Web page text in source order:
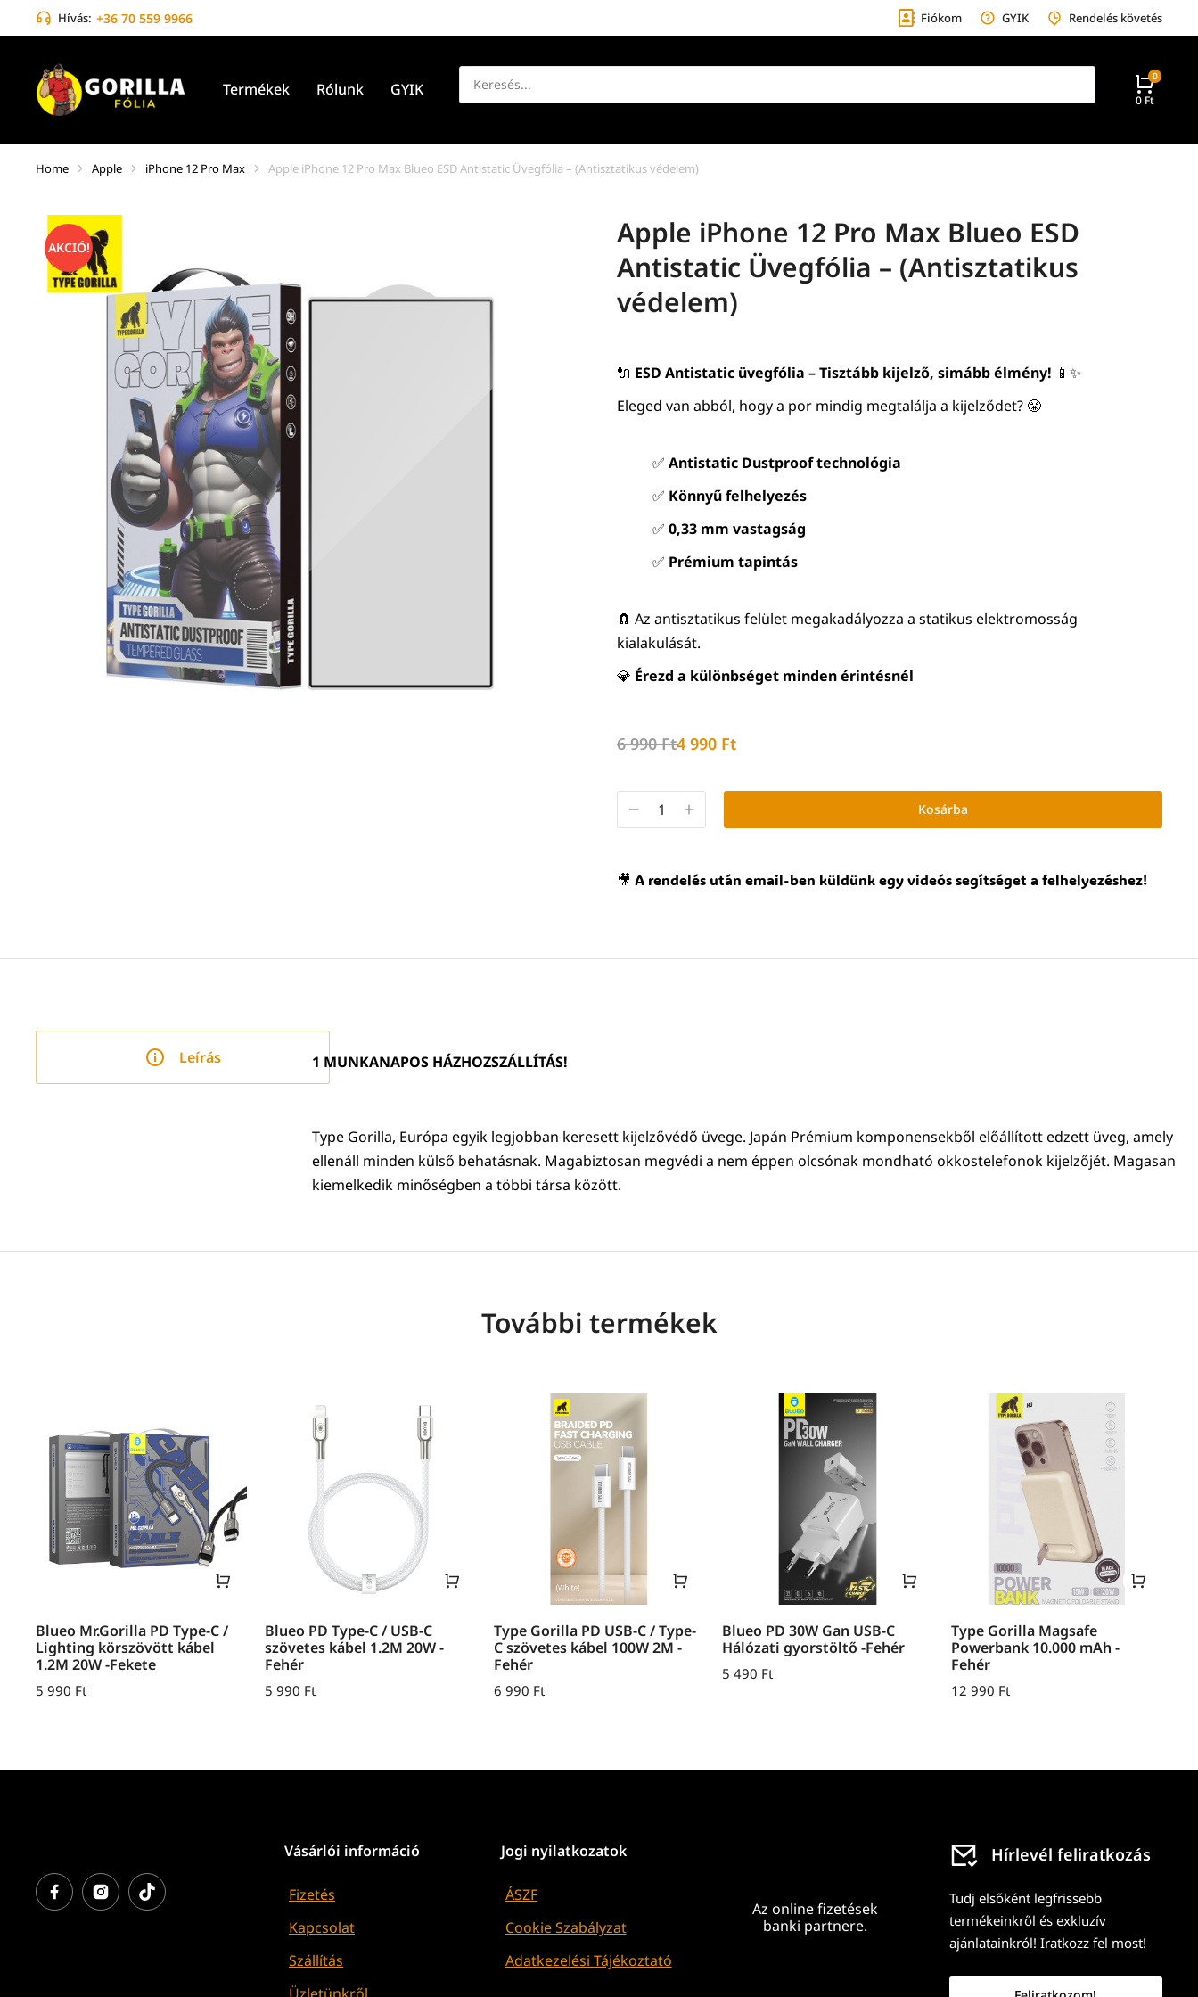
Hívás: +36 70 559 9966 Fiókom GYIK Rendelés követés
Termékek Rólunk GYIK
0 Ft
You are here:
Home Apple iPhone 12 Pro Max Apple iPhone 12 Pro Max Blueo ESD Antistatic Üvegfólia – (Antisztatikus védelem)
AKCIÓ!
Apple iPhone 12 Pro Max Blueo ESD
Antistatic Üvegfólia – (Antisztatikus
védelem)
🔌 ESD Antistatic üvegfólia – Tisztább kijelző, simább élmény! 📱✨
Eleged van abból, hogy a por mindig megtalálja a kijelződet? 😤
✅ Antistatic Dustproof technológia
✅ Könnyű felhelyezés
✅ 0,33 mm vastagság
✅ Prémium tapintás
🧲 Az antisztatikus felület megakadályozza a statikus elektromosság
kialakulását.
💎 Érezd a különbséget minden érintésnél
6 990Ft4 990 Ft
Kosárba
🎥 A rendelés után email-ben küldünk egy videós segítséget a felhelyezéshez!
Leírás 1 MUNKANAPOS HÁZHOZSZÁLLÍTÁS!
Type Gorilla, Európa egyik legjobban keresett kijelzővédő üvege. Japán Prémium komponensekből előállított edzett üveg, amely
ellenáll minden külső behatásnak. Magabiztosan megvédi a nem éppen olcsónak mondható okkostelefonok kijelzőjét. Magasan
kiemelkedik minőségben a többi társa között.
További termékek
Blueo Mr.Gorilla PD Type-C /
Lighting körszövött kábel
1.2M 20W -Fekete
5 990 Ft
Blueo PD Type-C / USB-C
szövetes kábel 1.2M 20W -
Fehér
5 990 Ft
Type Gorilla PD USB-C / Type-
C szövetes kábel 100W 2M -
Fehér
6 990 Ft
Blueo PD 30W Gan USB-C
Hálózati gyorstöltő -Fehér
5 490 Ft
Type Gorilla Magsafe
Powerbank 10.000 mAh -
Fehér
12 990 Ft
Vásárlói információ
Fizetés
Kapcsolat
Szállítás
Jogi nyilatkozatok
ÁSZF
Cookie Szabályzat
Adatkezelési Tájékoztató
Az online fizetések
banki partnere.
Hírlevél feliratkozás
Tudj elsőként legfrissebb
termékeinkről és exkluzív
ajánlatainkról! Iratkozz fel most!